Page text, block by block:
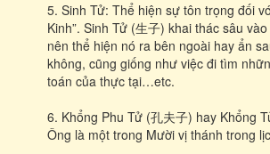
5. Sinh Tử: Thể hiện sự tôn trọng đối
Kinh”. Sinh Tử (生子) khai thác sâu
nên thể hiện nó ra bên ngoài hay ẩn
không, cũng giống như việc đi tìm
toán của thực tại…etc.
6. Khổng Phu Tử (孔夫子) hay Khổng
Ông là một trong Mười vị thánh trong